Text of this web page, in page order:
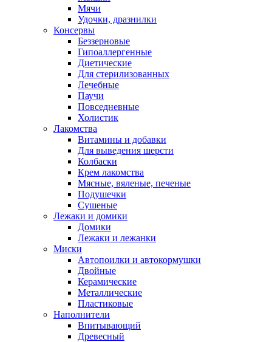
Мячи
Удочки, дразнилки
Консервы
Беззерновые
Гипоаллергенные
Диетические
Для стерилизованных
Лечебные
Паучи
Повседневные
Холистик
Лакомства
Витамины и добавки
Для выведения шерсти
Колбаски
Крем лакомства
Мясные, вяленые, печеные
Подушечки
Сушеные
Лежаки и домики
Домики
Лежаки и лежанки
Миски
Автопоилки и автокормушки
Двойные
Керамические
Металлические
Пластиковые
Наполнители
Впитывающий
Древесный